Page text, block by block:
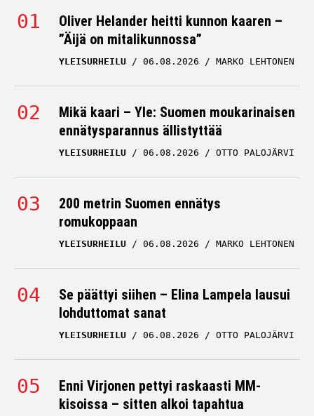
Oliver Helander heitti kunnon kaaren –
”Äijä on mitalikunnossa”
YLEISURHEILU 06.08.2026 MARKO LEHTONEN
Mikä kaari – Yle: Suomen moukarinaisen
ennätysparannus ällistyttää
YLEISURHEILU 06.08.2026 OTTO PALOJÄRVI
200 metrin Suomen ennätys
romukoppaan
YLEISURHEILU 06.08.2026 MARKO LEHTONEN
Se päättyi siihen – Elina Lampela lausui
lohduttomat sanat
YLEISURHEILU 06.08.2026 OTTO PALOJÄRVI
Enni Virjonen pettyi raskaasti MM-
kisoissa – sitten alkoi tapahtua